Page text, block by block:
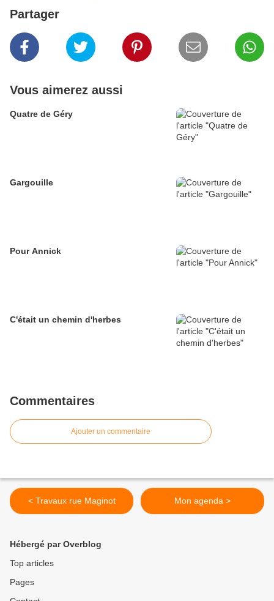
Partager
Vous aimerez aussi
Quatre de Géry
Gargouille
Pour Annick
C'était un chemin d'herbes
Commentaires
Ajouter un commentaire
< Travaux rue Maginot Mon agenda >
Hébergé par Overblog
Top articles
Pages